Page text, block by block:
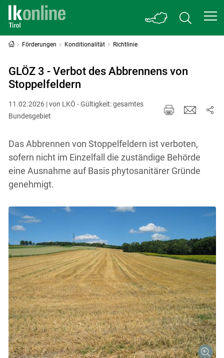
Förderungen Konditionalität Richtlinie
GLÖZ 3 - Verbot des Abbrennens von
Stoppelfeldern
11.02.2026 | von LKÖ - Gültigkeit: gesamtes
Bundesgebiet
Das Abbrennen von Stoppelfeldern ist verboten,
sofern nicht im Einzelfall die zuständige Behörde
eine Ausnahme auf Basis phytosanitärer Gründe
genehmigt.